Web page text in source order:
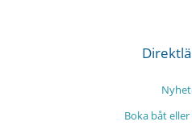
Boka båt